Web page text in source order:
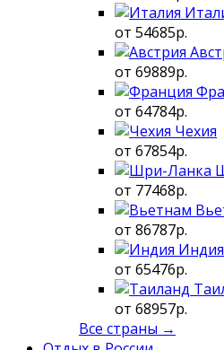
от 54685р.
от 69889р.
от 64784р.
Чехия
от 67854р.
от 77468р.
от 86787р.
Индия
от 65476р.
от 68957р.
Все страны →